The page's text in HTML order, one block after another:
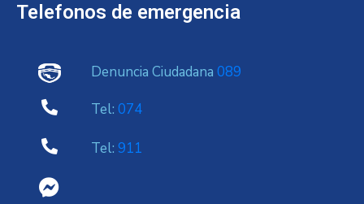
Telefonos de emergencia
Denuncia Ciudadana 089
Tel: 074
Tel: 911